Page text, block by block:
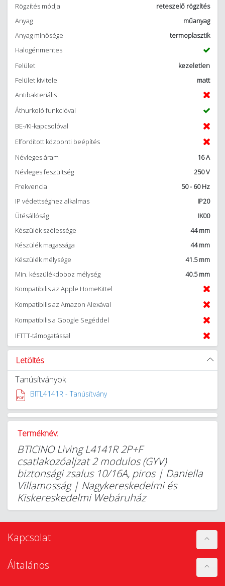
Rögzítés módja
reteszelő rögzítés
Anyag
műanyag
Anyag minősége
termoplasztik
Halogénmentes
Felület
kezeletlen
Felület kivitele
matt
Antibakteriális
Áthurkoló funkcióval
BE-/KI-kapcsolóval
Elfordított központi beépítés
Névleges áram
16 A
Névleges feszültség
250 V
Frekvencia
50 - 60 Hz
IP védettséghez alkalmas
IP20
Ütésállóság
IK00
Készülék szélessége
44 mm
Készülék magassága
44 mm
Készülék mélysége
41.5 mm
Min. készülékdoboz mélység
40.5 mm
Kompatibilis az Apple HomeKittel
Kompatibilis az Amazon Alexával
Kompatibilis a Google Segéddel
IFTTT-támogatással
Letöltés
Tanúsítványok
BITL4141R - Tanúsítvány
Terméknév:
BTICINO Living L4141R 2P+F
csatlakozóaljzat 2 modulos (GYV)
biztonsági zsalus 10/16A, piros | Daniella
Villamosság | Nagykereskedelmi és
Kiskereskedelmi Webáruház
Kapcsolat
Általános